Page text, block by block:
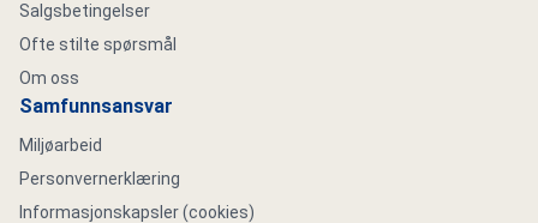
Salgsbetingelser
Ofte stilte spørsmål
Om oss
Samfunnsansvar
Miljøarbeid
Personvernerklæring
Informasjonskapsler (cookies)